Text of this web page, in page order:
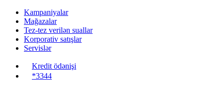
Kampaniyalar
Mağazalar
Tez-tez verilən suallar
Korporativ satışlar
Servislər
Kredit ödənişi
*3344